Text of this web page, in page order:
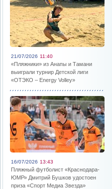
21/07/2026 11:40
«Пляжники» из Анапы и Тамани
выиграли турнир Детской лиги
«ОТЭКО – Energy Volley»
16/07/2026 13:43
Пляжный футболист «Краснодара-
ЮМР» Дмитрий Бушков удостоен
приза «Спорт Медиа Звезда»